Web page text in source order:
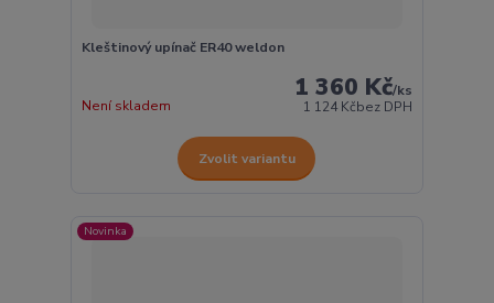
Kleštinový upínač ER40 weldon
1 360 Kč/ks
1 124 Kčbez DPH
Není skladem
Zvolit variantu
Novinka